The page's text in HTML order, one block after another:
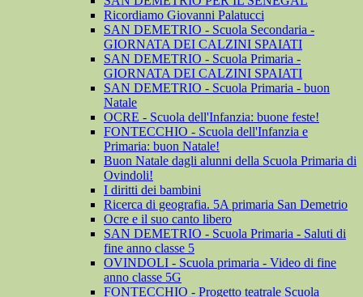
Ricordiamo Giovanni Palatucci
SAN DEMETRIO - Scuola Secondaria -
GIORNATA DEI CALZINI SPAIATI
SAN DEMETRIO - Scuola Primaria -
GIORNATA DEI CALZINI SPAIATI
SAN DEMETRIO - Scuola Primaria - buon
Natale
OCRE - Scuola dell'Infanzia: buone feste!
FONTECCHIO - Scuola dell'Infanzia e
Primaria: buon Natale!
Buon Natale dagli alunni della Scuola Primaria di
Ovindoli!
I diritti dei bambini
Ricerca di geografia. 5A primaria San Demetrio
Ocre e il suo canto libero
SAN DEMETRIO - Scuola Primaria - Saluti di
fine anno classe 5
OVINDOLI - Scuola primaria - Video di fine
anno classe 5G
FONTECCHIO - Progetto teatrale Scuola